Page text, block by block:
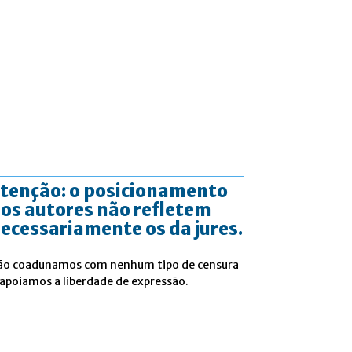
o posicionamento
autores não refletem
os da jures.
coadunamos com nenhum tipo de censura
a liberdade de expressão.